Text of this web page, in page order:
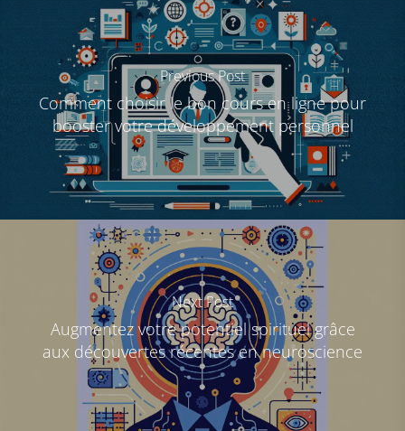
Previous Post
Comment choisir le bon cours en ligne pour
booster votre développement personnel
Next Post
Augmentez votre potentiel spirituel grâce
aux découvertes récentes en neuroscience